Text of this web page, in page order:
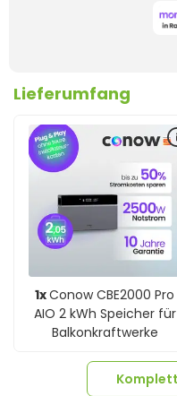
Lieferumfang
1xConow CBE2000 Pro
AIO 2 kWh Speicher für
Balkonkraftwerke